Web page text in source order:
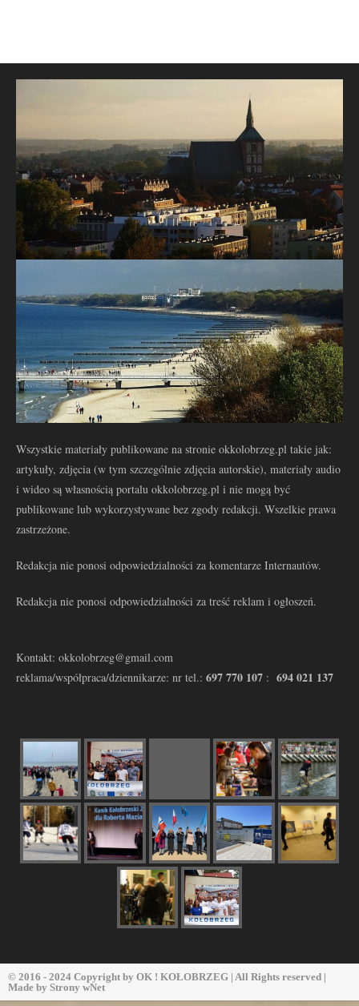
Wszystkie materiały publikowane na stronie okkolobrzeg.pl takie jak:
artykuły, zdjęcia (w tym szczególnie zdjęcia autorskie), materiały audio
i wideo są własnością portalu okkolobrzeg.pl i nie mogą być
publikowane lub wykorzystywane bez zgody redakcji. Wszelkie prawa
zastrzeżone.
Redakcja nie ponosi odpowiedzialności za komentarze Internautów.
Redakcja nie ponosi odpowiedzialności za treść reklam i ogłoszeń.
Kontakt: okkolobrzeg@gmail.com
reklama/współpraca/dziennikarze: nr tel.: 697 770 107 : 694 021 137
© 2016 - 2024 Copyright by OK ! KOŁOBRZEG | All Rights reserved |
Made by Strony wNet